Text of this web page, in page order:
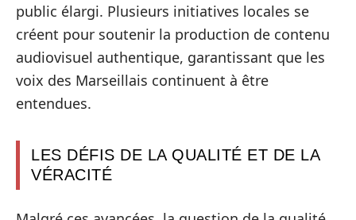
public élargi. Plusieurs initiatives locales se
créent pour soutenir la production de contenu
audiovisuel authentique, garantissant que les
voix des Marseillais continuent à être
entendues.
LES DÉFIS DE LA QUALITÉ ET DE LA
VÉRACITÉ